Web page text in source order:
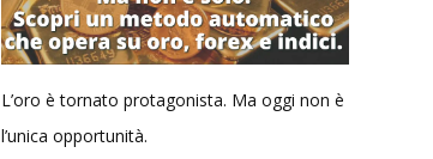
L’oro è tornato protagonista. Ma oggi non è
l’unica opportunità.